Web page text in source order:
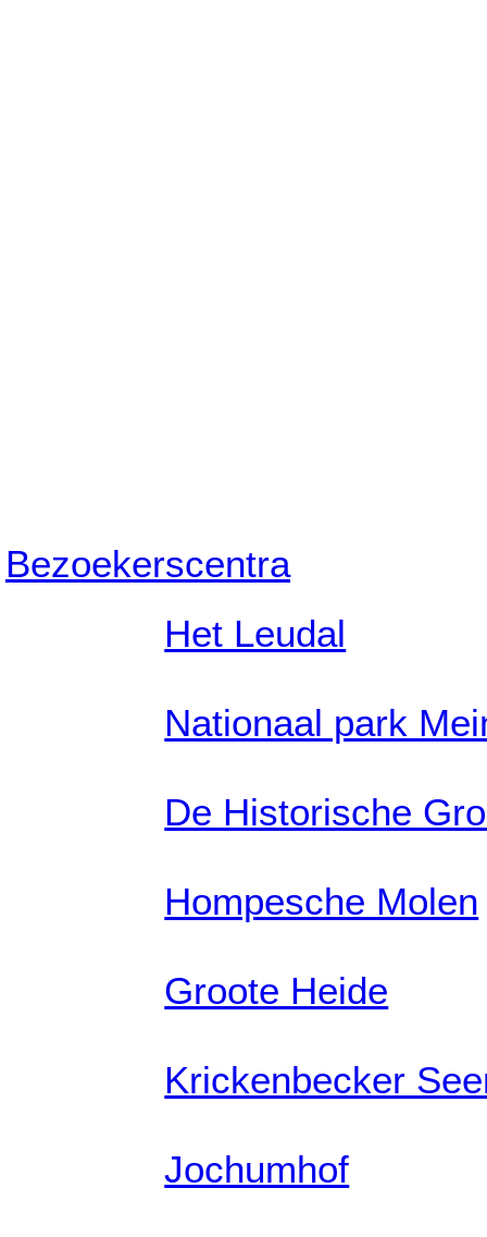
Bezoekerscentra
Het Leudal
Nationaal park
De Historische
Hompesche Molen
Groote Heide
Krickenbecker
Jochumhof